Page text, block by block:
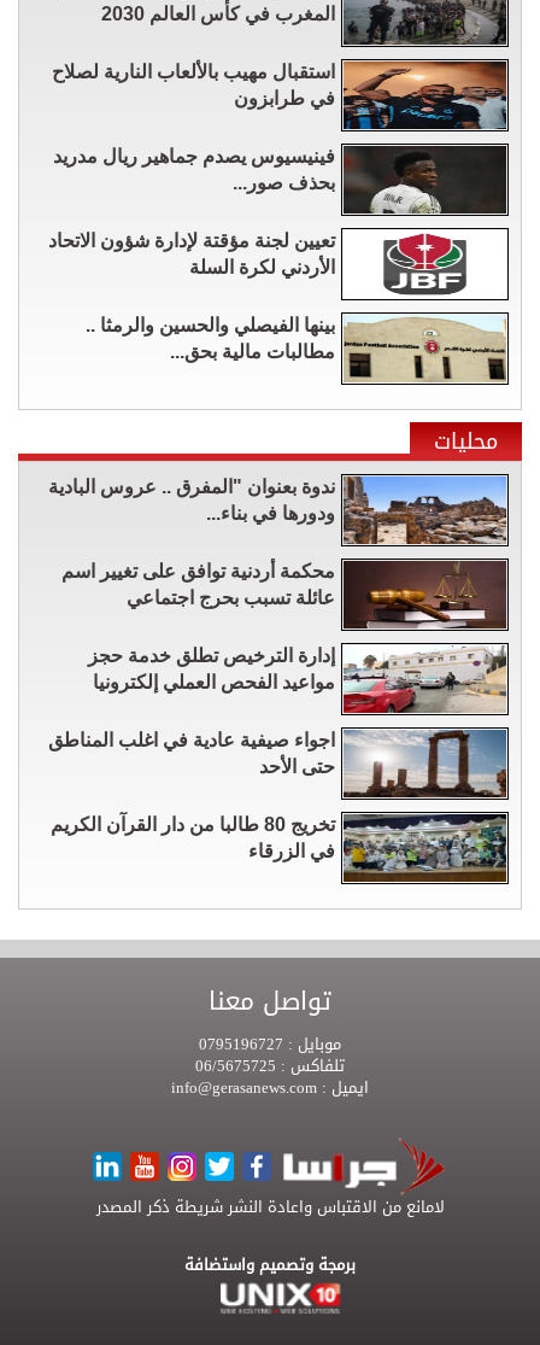
المغرب في كأس العالم 2030
استقبال مهيب بالألعاب النارية لصلاح
في طرابزون
فينيسيوس يصدم جماهير ريال مدريد
بحذف صور...
تعيين لجنة مؤقتة لإدارة شؤون الاتحاد
الأردني لكرة السلة
بينها الفيصلي والحسين والرمثا ..
مطالبات مالية بحق...
محليات
ندوة بعنوان "المفرق .. عروس البادية
ودورها في بناء...
محكمة أردنية توافق على تغيير اسم
عائلة تسبب بحرج اجتماعي
إدارة الترخيص تطلق خدمة حجز
مواعيد الفحص العملي إلكترونيا
اجواء صيفية عادية في اغلب المناطق
حتى الأحد
تخريج 80 طالبا من دار القرآن الكريم
في الزرقاء
تواصل معنا
موبايل :
تلفاكس :
ايميل :
لامانع من الاقتباس واعادة النشر شريطة ذكر المصدر
برمجة وتصميم واستضافة